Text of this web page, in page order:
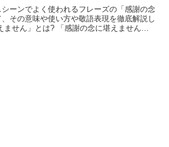
ーンでよく使われるフレーズの「感謝の念
その意味や使い方や敬語表現を徹底解説し
ません」とは? 「感謝の念に堪えません」